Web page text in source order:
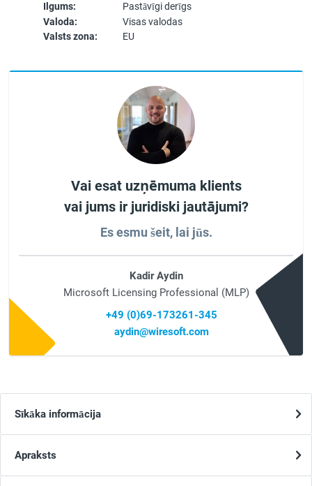
Ilgums:
Pastāvīgi derīgs
Valoda:
Visas valodas
Valsts zona:
EU
Vai esat uzņēmuma klients
vai jums ir juridiski jautājumi?
Es esmu šeit, lai jūs.
Kadir Aydin
Microsoft Licensing Professional (MLP)
+49 (0)69-173261-345
aydin@wiresoft.com
Sīkāka informācija
Apraksts